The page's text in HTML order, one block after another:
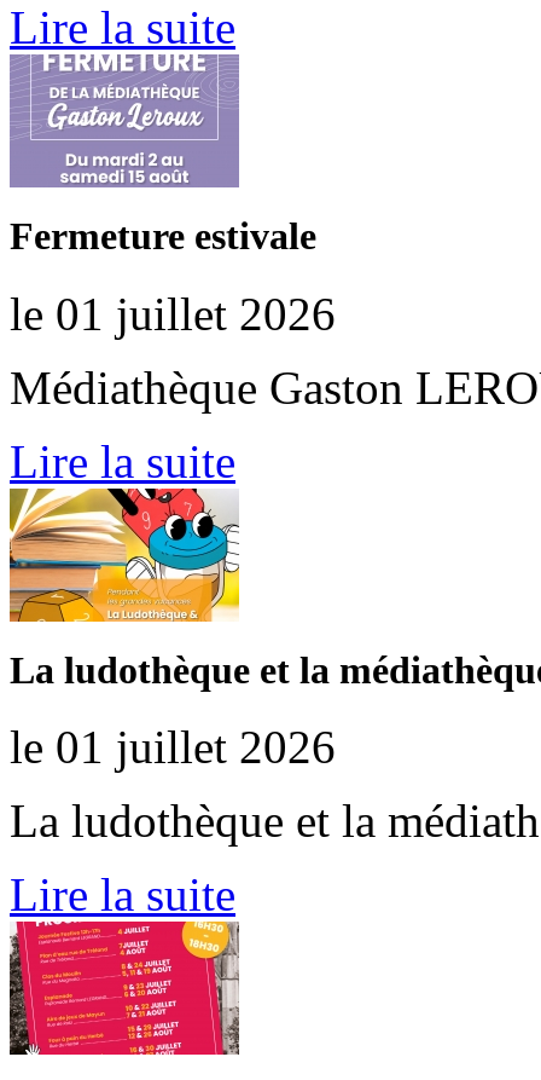
Lire la suite
Fermeture estivale
le 01 juillet 2026
Médiathèque Gaston
Lire la suite
La ludothèque et la
le 01 juillet 2026
La ludothèque et la
Lire la suite